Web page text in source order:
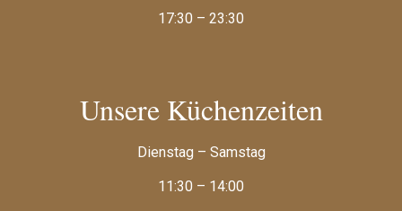
17:30 – 23:30
Unsere Küchenzeiten
Dienstag – Samstag
11:30 – 14:00